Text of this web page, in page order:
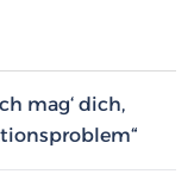
mag‘ dich,